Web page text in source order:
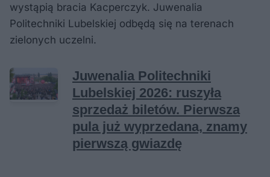
wystąpią bracia Kacperczyk. Juwenalia
Politechniki Lubelskiej odbędą się na terenach
zielonych uczelni.